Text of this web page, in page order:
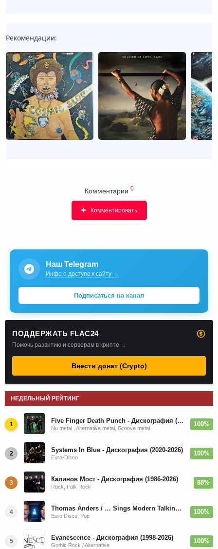
Рекомендации:
Комментарии 0
Комментировать
Наш Telegram
Инфо о доступе к сайту →
Подписаться на канал
ПОДДЕРЖАТЬ FLAC24
Помочь развитию и серверам в крипте →
Внести донат (Crypto)
НЕДЕЛЬНЫЙ РЕЙТИНГ
1 Five Finger Death Punch - Дискография (2008-2026)
Nu metal , Alternative metal, Groove metal
100%
2 Systems In Blue - Дискография (2020-2026)
Euro-Disco
100%
3 Калинов Мост - Дискография (1986-2026)
Rock, Folk Rock
88%
4 Thomas Anders / … Sings Modern Talking: The Best hi-res
Euro Disco, Pop
100%
5 Evanescence - Дискография (1998-2026)
Gothic Rock / Alternative
100%